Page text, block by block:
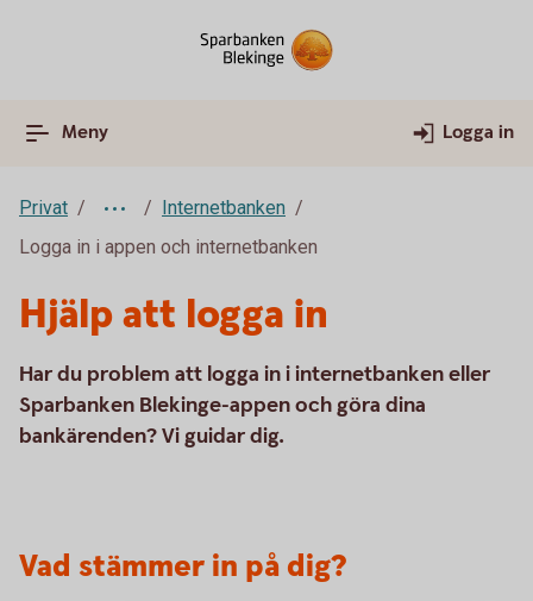
Meny Logga in
Privat
Internetbanken
Logga in i appen och internetbanken
Hjälp att logga in
Har du problem att logga in i internetbanken eller
Sparbanken Blekinge-appen och göra dina
bankärenden? Vi guidar dig.
Vad stämmer in på dig?